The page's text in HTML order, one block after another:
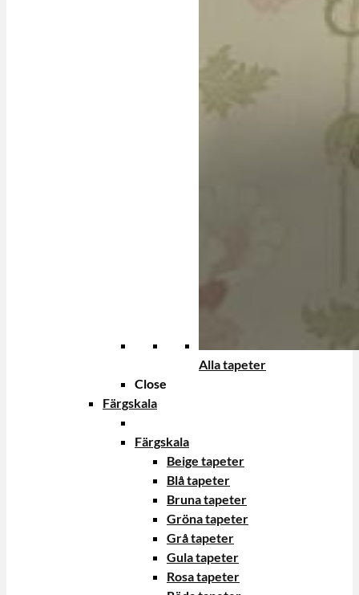
Alla tapeter
Close
Färgskala
Färgskala
Beige tapeter
Blå tapeter
Bruna tapeter
Gröna tapeter
Grå tapeter
Gula tapeter
Rosa tapeter